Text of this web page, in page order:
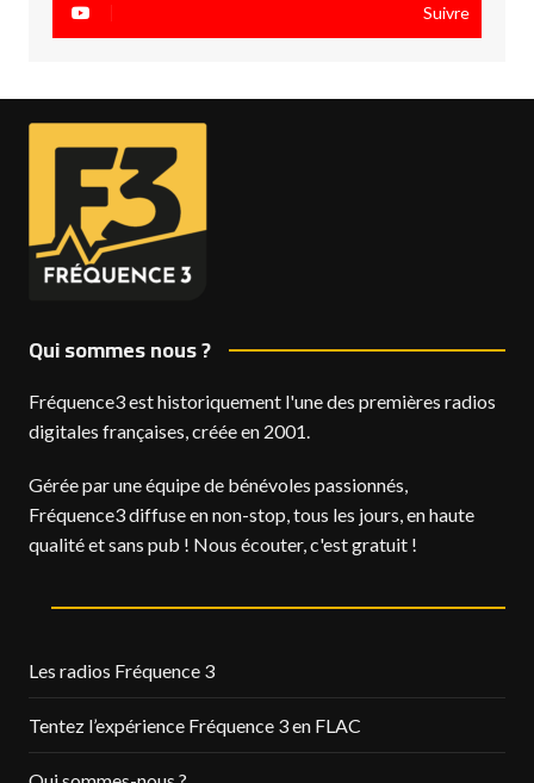
Suivre
Qui sommes nous ?
Fréquence3 est historiquement l'une des premières radios
digitales françaises, créée en 2001.
Gérée par une équipe de bénévoles passionnés,
Fréquence3 diffuse en non-stop, tous les jours, en haute
qualité et sans pub ! Nous écouter, c'est gratuit !
Les radios Fréquence 3
Tentez l’expérience Fréquence 3 en FLAC